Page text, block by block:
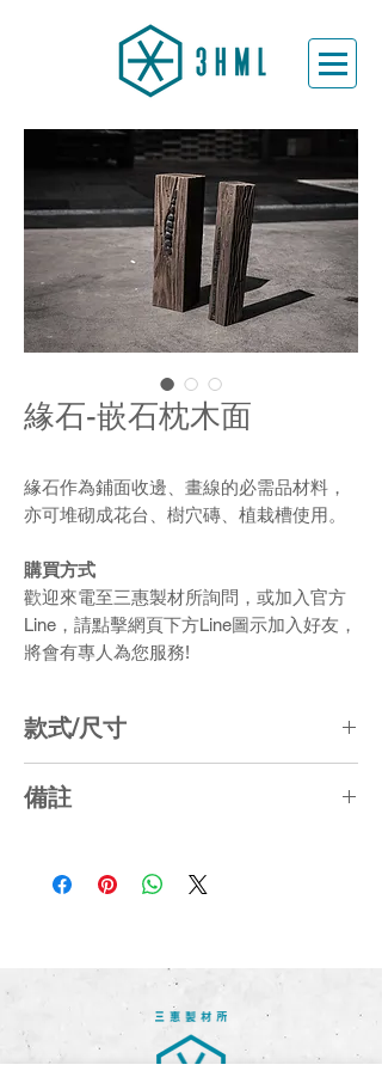
緣石-嵌石枕木面
緣石作為鋪面收邊、畫線的必需品材料，
亦可堆砌成花台、樹穴磚、植栽槽使用。
購買方式
歡迎來電至三惠製材所詢問，或加入官方
Line，請點擊網頁下方Line圖示加入好友，
將會有專人為您服務!
款式/尺寸
【II】L50 x W8.5x T8.5 (CM)
備註
±1CM
2. 產品顏色局部採「漸層、失色、色差」